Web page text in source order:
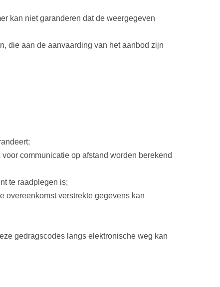
kan niet garanderen dat de weergegeven
die aan de aanvaarding van het aanbod zijn
communicatie op afstand worden berekend
te raadplegen is;
overeenkomst verstrekte gegevens kan
gedragscodes langs elektronische weg kan